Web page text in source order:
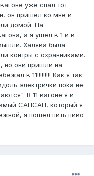
уже спал тот
он пришел ко мне и
домой. На
а я ушел в 1 и в
Халява была
контры с охранниками.
но они пришли на
в 11!!!!!!!!! Как я так
электрички пока не
В 11 вагоне я и
САПСАН, который я
я пошел пить пиво